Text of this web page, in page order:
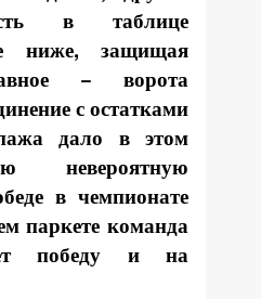
в таблице
ниже, защищая
− ворота
с остатками
дало в этом
невероятную
в чемпионате
паркете команда
победу и на